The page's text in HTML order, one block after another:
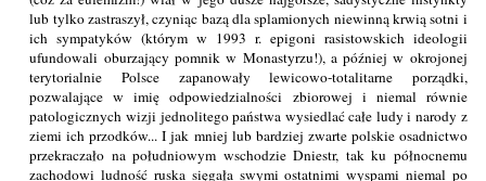
lub tylko zastraszył, czyniąc bazą dla splamionych niewinną krwią sotni i
ich sympatyków (którym w 1993 r. epigoni rasistowskich ideologii
ufundowali oburzający pomnik w Monastyrzu!), a później w okrojonej
terytorialnie Polsce zapanowały lewicowo-totalitarne porządki,
pozwalające w imię odpowiedzialności zbiorowej i niemal równie
patologicznych wizji jednolitego państwa wysiedlać całe ludy i narody z
ziemi ich przodków... I jak mniej lub bardziej zwarte polskie osadnictwo
przekraczało na południowym wschodzie Dniestr, tak ku północnemu
zachodowi ludność ruska sięgała swymi ostatnimi wyspami niemal po